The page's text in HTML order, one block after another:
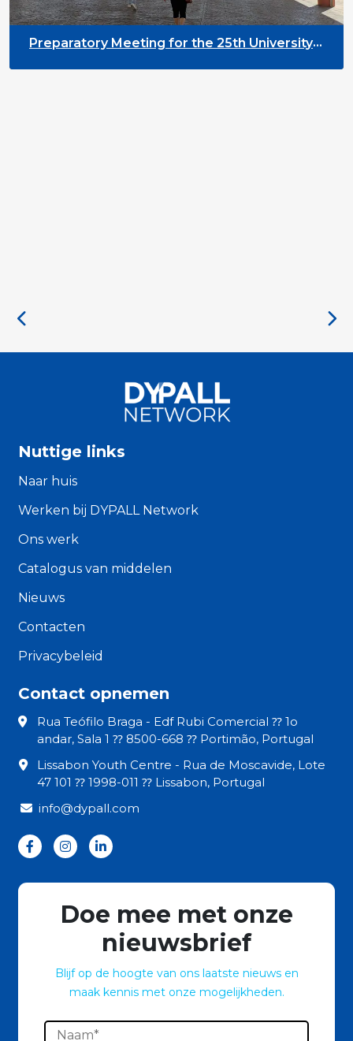
Preparatory Meeting for the 25th University
Nuttige links
Naar huis
Werken bij DYPALL Network
Ons werk
Catalogus van middelen
Nieuws
Contacten
Privacybeleid
Contact opnemen
Rua Teófilo Braga - Edf Rubi Comercial ⁇ 1o
andar, Sala 1 ⁇ 8500-668 ⁇ Portimão, Portugal
Lissabon Youth Centre - Rua de Moscavide, Lote
47 101 ⁇ 1998-011 ⁇ Lissabon, Portugal
info@dypall.com
Doe mee met onze
nieuwsbrief
Blijf op de hoogte van ons laatste nieuws en
maak kennis met onze mogelijkheden.